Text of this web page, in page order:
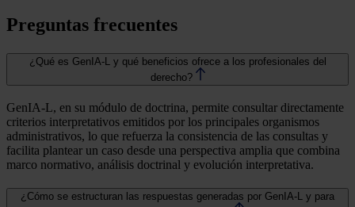
Preguntas frecuentes
¿Qué es GenIA-L y qué beneficios ofrece a los profesionales del
derecho?
GenIA-L, en su módulo de doctrina, permite consultar directamente
criterios interpretativos emitidos por los principales organismos
administrativos, lo que refuerza la consistencia de las consultas y
facilita plantear un caso desde una perspectiva amplia que combina
marco normativo, análisis doctrinal y evolución interpretativa.
¿Cómo se estructuran las respuestas generadas por GenIA-L y para